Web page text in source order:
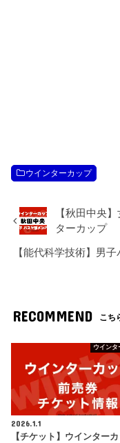
ウインターカップ
【秋田中央
ターカップ
【能代科学技術】男
RECOMMEND こち
ウインタ
2026.1.1
【チケット】ウインター